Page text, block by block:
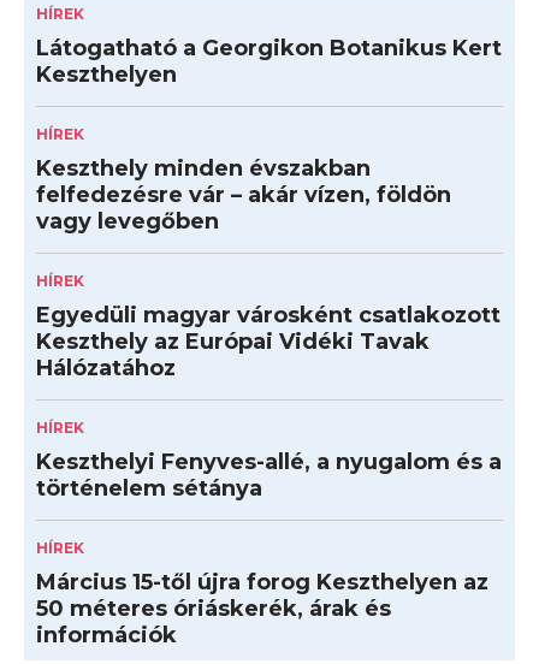
HÍREK
Látogatható a Georgikon Botanikus Kert
Keszthelyen
HÍREK
Keszthely minden évszakban
felfedezésre vár – akár vízen, földön
vagy levegőben
HÍREK
Egyedüli magyar városként csatlakozott
Keszthely az Európai Vidéki Tavak
Hálózatához
HÍREK
Keszthelyi Fenyves-allé, a nyugalom és a
történelem sétánya
HÍREK
Március 15-től újra forog Keszthelyen az
50 méteres óriáskerék, árak és
információk